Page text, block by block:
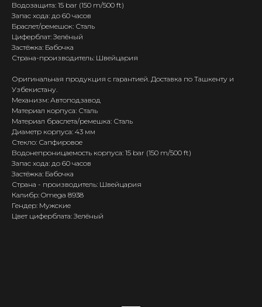
Водозащита: 15 bar (150 m/500 ft)
Запас хода: до 60 часов
Браслет/ремешок: Сталь
Циферблат: Зелёный
Застёжка: Бабочка
Страна-производитель: Швейцария
Оригинальная продукция с гарантией. Доставка по Ташкенту и
Узбекистану.
Механизм: Автоподзавод
Материал корпуса: Сталь
Материал браслета/ремешка: Сталь
Диаметр корпуса: 43 мм
Стекло: Сапфировое
Водонепроницаемость корпуса: 15 bar (150 m/500 ft)
Запас хода: до 60 часов
Застёжка: Бабочка
Страна - производитель: Швейцария
Калибр: Omega 8938
Гендер: Мужские
Цвет циферблата: Зелёный